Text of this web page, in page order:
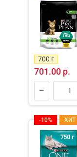
700 г
701.00 р.
-10% ХИТ